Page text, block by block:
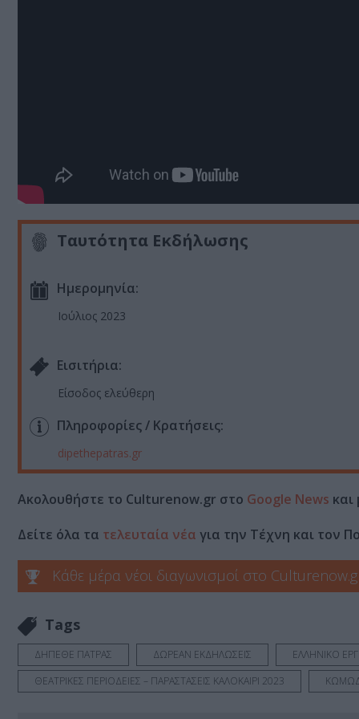
Ταυτότητα Εκδήλωσης
Ημερομηνία:
Ιούλιος 2023
Eισιτήρια:
Είσοδος ελεύθερη
Πληροφορίες / Κρατήσεις:
dipethepatras.gr
Ακολουθήστε το Culturenow.gr στο Google News και
Δείτε όλα τα τελευταία νέα για την Τέχνη και τον
Κάθε μέρα νέοι διαγωνισμοί στο
Tags
ΔΗΠΕΘΕ ΠΑΤΡΑΣ ΔΩΡΕΑΝ ΕΚΔΗΛΩΣΕΙΣ
ΕΛΛΗΝΙΚΟ
ΘΕΑΤΡΙΚΕΣ ΠΕΡΙΟΔΕΙΕΣ – ΠΑΡΑΣΤΑΣΕΙΣ ΚΑΛΟΚΑΙΡΙ 2023